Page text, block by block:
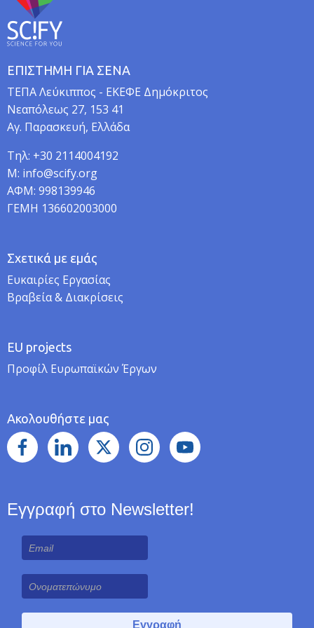
ΕΠΙΣΤΗΜΗ ΓΙΑ ΣΕΝΑ
TEΠA Λεύκιππος - ΕΚΕΦΕ Δημόκριτος
Νεαπόλεως 27, 153 41
Αγ. Παρασκευή, Ελλάδα
Τηλ: +30 2114004192
M: info@scify.org
ΑΦΜ: 998139946
ΓΕΜΗ 136602003000
Σχετικά με εμάς
Ευκαιρίες Εργασίας
Βραβεία & Διακρίσεις
EU projects
Προφίλ Ευρωπαϊκών Έργων
Ακολουθήστε μας
Εγγραφή στο Newsletter!